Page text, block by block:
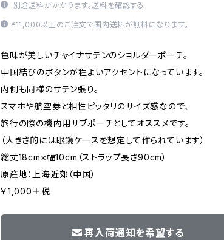
別途送料がかかります。送料を確認する
¥11,000以上のご注文で国内送料が無料になります。
色味が美しいチャイナサテンのショルダーポーチ。
中国結びのボタンが程よいアクセントになっています。
内側も同様のサテン張り。
スマホや航空券と相性ピッタリのサイズ感なので、
旅行の際の機内用サブポーチとしてオススメです。
（大きさ的には眼鏡ケースを想定して作られています）
総丈18cm×幅10cm（ストラップ長さ90cm）
原産地：上海近郊（中国）
￥1,000＋税
再入荷通知を希望する